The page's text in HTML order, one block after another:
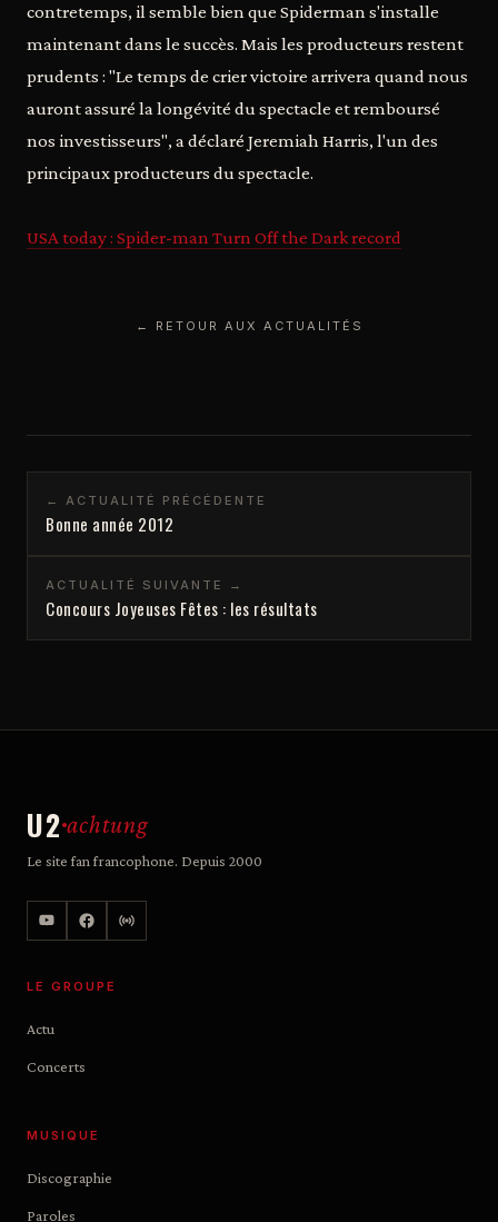
contretemps, il semble bien que Spiderman s'installe
maintenant dans le succès. Mais les producteurs restent
prudents : "Le temps de crier victoire arrivera quand nous
auront assuré la longévité du spectacle et remboursé
nos investisseurs", a déclaré Jeremiah Harris, l'un des
principaux producteurs du spectacle.
USA today : Spider-man Turn Off the Dark record
← RETOUR AUX ACTUALITÉS
← ACTUALITÉ PRÉCÉDENTE
Bonne année 2012
ACTUALITÉ SUIVANTE →
Concours Joyeuses Fêtes : les résultats
U2 achtung
Le site fan francophone. Depuis 2000
LE GROUPE
Actu
Concerts
MUSIQUE
Discographie
Paroles